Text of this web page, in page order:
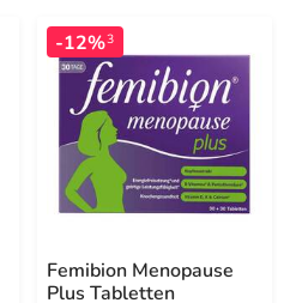
-12%3
Femibion Menopause
Plus Tabletten